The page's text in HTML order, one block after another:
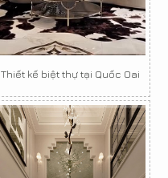
Thiết kế biệt thự tại Quốc Oai